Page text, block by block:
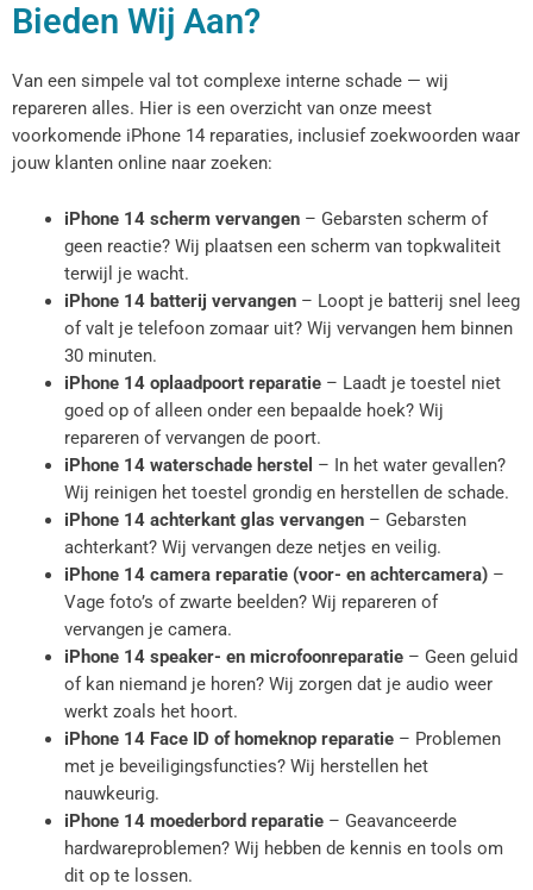
Bieden Wij Aan?
Van een simpele val tot complexe interne schade — wij
repareren alles. Hier is een overzicht van onze meest
voorkomende iPhone 14 reparaties, inclusief zoekwoorden waar
jouw klanten online naar zoeken:
iPhone 14 scherm vervangen– Gebarsten scherm of
geen reactie? Wij plaatsen een scherm van topkwaliteit
terwijl je wacht.
iPhone 14 batterij vervangen – Loopt je batterij snel leeg
of valt je telefoon zomaar uit? Wij vervangen hem binnen
30 minuten.
iPhone 14 oplaadpoort reparatie– Laadt je toestel niet
goed op of alleen onder een bepaalde hoek? Wij
repareren of vervangen de poort.
iPhone 14 waterschade herstel – In het water gevallen?
Wij reinigen het toestel grondig en herstellen de schade.
iPhone 14 achterkant glas vervangen– Gebarsten
achterkant? Wij vervangen deze netjes en veilig.
iPhone 14 camera reparatie (voor- en achtercamera) –
Vage foto’s of zwarte beelden? Wij repareren of
vervangen je camera.
iPhone 14 speaker- en microfoonreparatie– Geen geluid
of kan niemand je horen? Wij zorgen dat je audio weer
werkt zoals het hoort.
iPhone 14 Face ID of homeknop reparatie – Problemen
met je beveiligingsfuncties? Wij herstellen het
nauwkeurig.
iPhone 14 moederbord reparatie– Geavanceerde
hardwareproblemen? Wij hebben de kennis en tools om
dit op te lossen.